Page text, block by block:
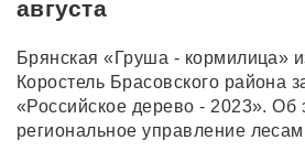
августа
Брянская «Груша - кормилица»
Коростель Брасовского района
«Российское дерево - 2023». Об
региональное управление